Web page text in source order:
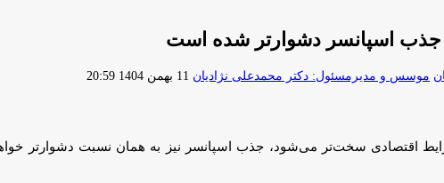
اسپانسر دشوارتر شده است
موسس و مدیرمسئول: دکتر محمدعلی نژادیان ارسال
11 بهمن 1404 20:59
اقتصادی سخت‌تر می‌شود، جذب اسپانسر نیز به همان نسبت دشوارتر